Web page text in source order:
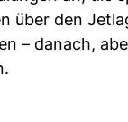
über den
– danach,